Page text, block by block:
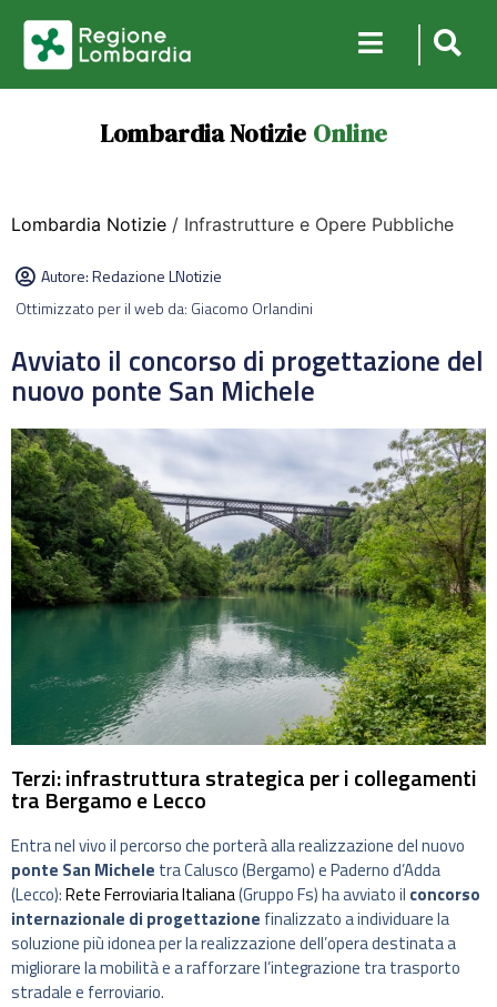
Lombardia Notizie Online
Lombardia Notizie / Infrastrutture e Opere Pubbliche
Autore:Redazione LNotizie
Ottimizzato per il web da: Giacomo Orlandini
Avviato il concorso di progettazione del
nuovo ponte San Michele
Terzi: infrastruttura strategica per i collegamenti
tra Bergamo e Lecco
Entra nel vivo il percorso che porterà alla realizzazione del nuovo
ponte San Michele tra Calusco (Bergamo) e Paderno d’Adda
(Lecco):Rete Ferroviaria Italiana(Gruppo Fs) ha avviato il concorso
internazionale di progettazione finalizzato a individuare la
soluzione più idonea per la realizzazione dell’opera destinata a
migliorare la mobilità e a rafforzare l’integrazione tra trasporto
stradale e ferroviario.